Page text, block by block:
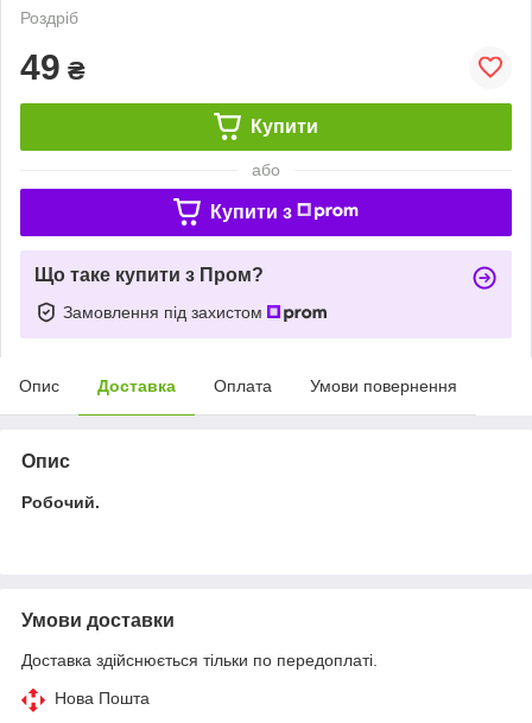
Роздріб
49 ₴
Купити
або
Купити з
Що таке купити з Пром?
Замовлення під захистом
Опис Доставка Оплата Умови повернення
Опис
Робочий.
Умови доставки
Доставка здійснюється тільки по передоплаті.
Нова Пошта